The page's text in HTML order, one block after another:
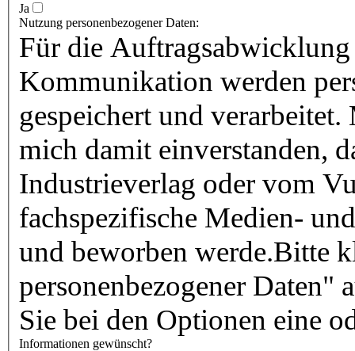
Ja
Nutzung personenbezogener Daten:
Für die
Kommunikation werden
gespeichert und
mich damit einverstanden,
Industrieverlag oder vom
fachspezifische Medien-
und beworben werde.Bitte
personenbezogener
Sie bei den Optionen eine
Informationen gewünscht?